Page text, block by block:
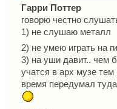
Гарри Поттер
говорю честно
1) не слушаю металл
2) не умею играть на
3) на уши давит.. чем
учатся в арх музе
время передумал